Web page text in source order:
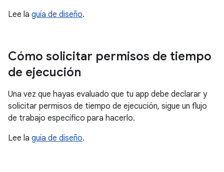
Lee la guía de diseño.
Cómo solicitar permisos de tiempo
de ejecución
Una vez que hayas evaluado que tu app debe declarar y
solicitar permisos de tiempo de ejecución, sigue un flujo
de trabajo específico para hacerlo.
Lee la guía de diseño.